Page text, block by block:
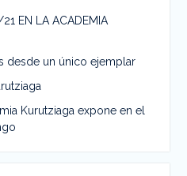
EN LA ACADEMIA
desde un único ejemplar
Kurutziaga expone en el